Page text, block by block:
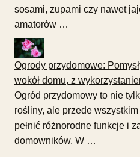
sosami, zupami czy nawet
amatorów …
Ogrody przydomowe:
wokół domu, z
Ogród przydomowy to nie
rośliny, ale przede
pełnić różnorodne funkcje i
domowników. W …